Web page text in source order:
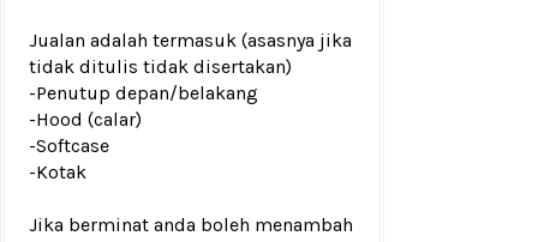
Jualan adalah termasuk (asasnya jika
tidak ditulis tidak disertakan)
-Penutup depan/belakang
-Hood (calar)
-Softcase
-Kotak
Jika berminat anda boleh menambah